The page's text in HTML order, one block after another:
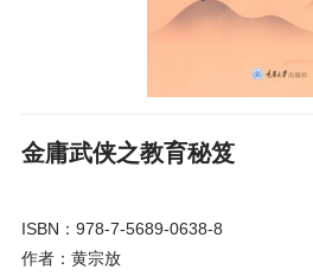
金庸武侠之教育秘笈
ISBN：978-7-5689-0638-8
作者：黄宗放